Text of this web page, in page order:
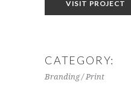
VISIT PROJECT
CATEGORY:
Branding / Print